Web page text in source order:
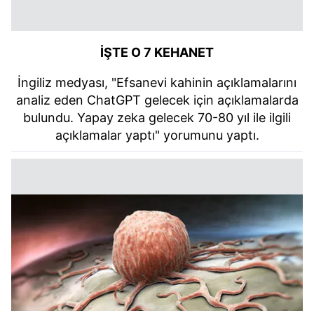
İŞTE O 7 KEHANET
İngiliz medyası, "Efsanevi kahinin açıklamalarını
analiz eden ChatGPT gelecek için açıklamalarda
bulundu. Yapay zeka gelecek 70-80 yıl ile ilgili
açıklamalar yaptı" yorumunu yaptı.